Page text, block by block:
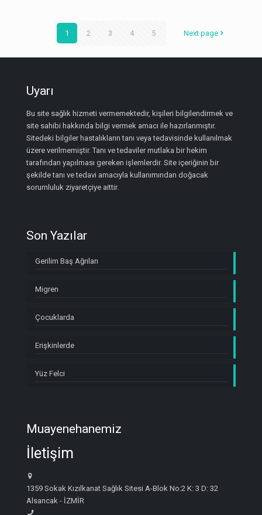
1 2 3 4 5 Next page
Uyarı
Bu site sağlık hizmeti vermemektedir, kişileri bilgilendirmek ve
site sahibi hakkında bilgi vermek amacı ile hazırlanmıştır.
Sitedeki bilgiler hastalıkların tanı veya tedavisinde kullanılmak
üzere verilmemiştir. Tanı ve tedaviler mutlaka bir hekim
tarafından yapılması gereken işlemlerdir. Site içeriğinin bir
şekilde tanı ve tedavi amacıyla kullanımından doğacak
sorumluluk ziyaretçiye aittir.
Son Yazılar
Gerilim Baş Ağrıları
Migren
Çocuklarda
Erişkinlerde
Yüz Felci
Muayenehanemiz
İletişim
1359 Sokak Kızılkanat Sağlık Sitesi A-Blok No:2 K: 3 D: 32
Alsancak - İZMİR